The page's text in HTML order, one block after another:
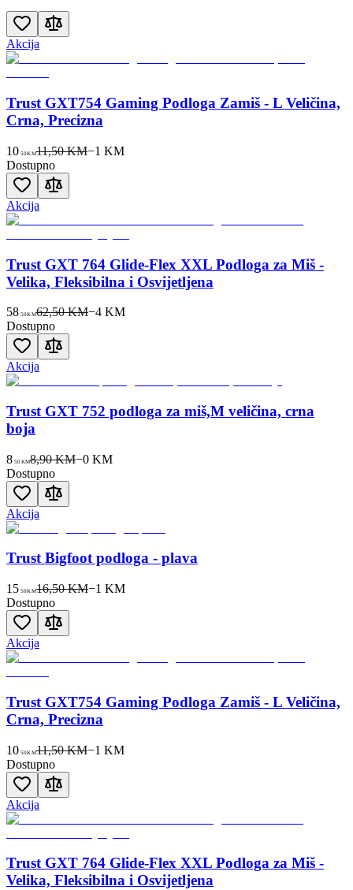
Akcija
Trust GXT754 Gaming Podloga Zamiš - L Veličina,
Crna, Precizna
10 50KM11,50 KM−1 KM
Dostupno
Akcija
Trust GXT 764 Glide-Flex XXL Podloga za Miš -
Velika, Fleksibilna i Osvijetljena
58 50KM62,50 KM−4KM
Dostupno
Akcija
Trust GXT 752 podloga za miš,M veličina, crna
boja
8 50KM8,90 KM−0 KM
Dostupno
Akcija
Trust Bigfoot podloga - plava
15 50KM16,50 KM−1 KM
Dostupno
Akcija
Trust GXT754 Gaming Podloga Zamiš - L Veličina,
Crna, Precizna
10 50KM11,50 KM−1 KM
Dostupno
Akcija
Trust GXT 764 Glide-Flex XXL Podloga za Miš -
Velika, Fleksibilna i Osvijetljena